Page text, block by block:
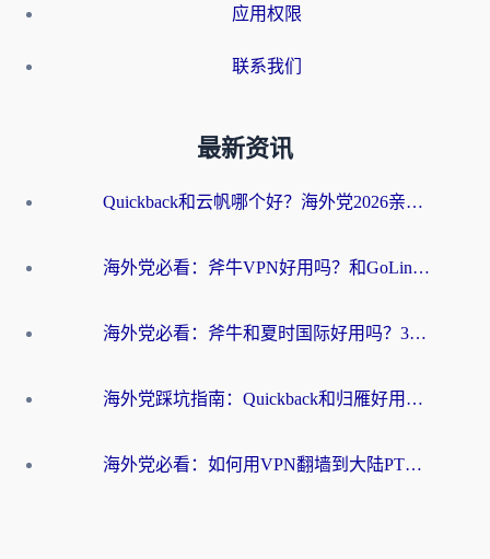
应用权限
联系我们
最新资讯
Quickback和云帆哪个好？海外党2026亲测指南：选对加速器大陆工具，无缝刷国内剧玩国服
海外党必看：斧牛VPN好用吗？和GoLinkVPN对比哪个回国效果更好？
海外党必看：斧牛和夏时国际好用吗？3步选对回国加速器，无缝刷国内资源
海外党踩坑指南：Quickback和归雁好用吗？选对加速器才能无缝刷国内资源
海外党必看：如何用VPN翻墙到大陆PTT？一篇解决你所有回国加速痛点